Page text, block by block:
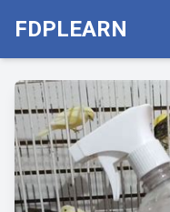
FDPLEARN